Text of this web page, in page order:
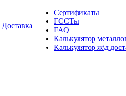
Доставка
Сертификаты
ГОСТы
FAQ
Калькулятор
Калькулятор ж\д